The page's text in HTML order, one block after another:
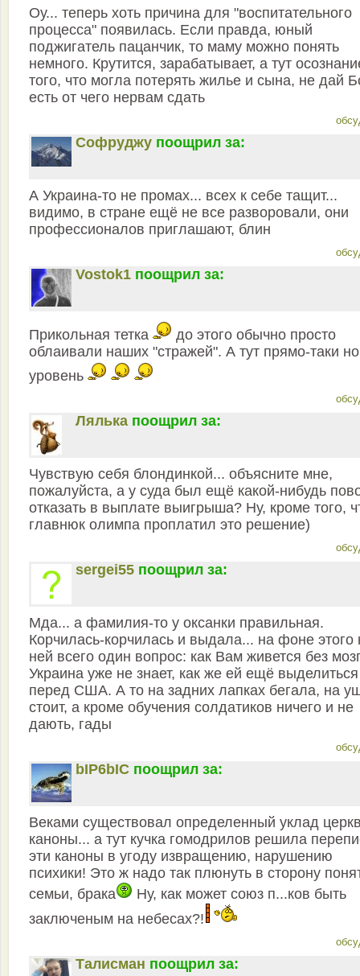
Оу... теперь хоть причина для "воспитательного
процесса" появилась. Если правда, юный
поджигатель пацанчик, то маму можно понять
немного. Крутится, зарабатывает, а тут
того, что могла потерять жилье и сына, не дай
есть от чего нервам сдать
Софруджу поощрил за:
А Украина-то не промах... всех к себе тащит...
видимо, в стране ещё не все разворовали, они
профессионалов приглашают, блин
Vostok1 поощрил за:
Прикольная тетка
до этого обычно просто
облаивали наших "стражей". А тут прямо-таки
уровень
Лялька поощрил за:
Чувствую себя блондинкой... объясните мне,
пожалуйста, а у суда был ещё какой-нибудь
отказать в выплате выигрыша? Ну, кроме того,
главнюк олимпа проплатил это решение)
sergei55 поощрил за:
Мда... а фамилия-то у оксанки правильная.
Корчилась-корчилась и выдала... на фоне этого
ней всего один вопрос: как Вам живется без
Украина уже не знает, как же ей ещё выделиться
перед США. А то на задних лапках бегала, на
стоит, а кроме обучения солдатиков ничего и не
дають, гады
bIP6bIC поощрил за:
Веками существовал определенный уклад
каноны... а тут кучка гомодрилов решила
эти каноны в угоду извращению, нарушению
психики! Это ж надо так плюнуть в сторону
семьи, брака
Ну, как может союз п...ков быть
заключеным на небесах?!
Талисман поощрил за: